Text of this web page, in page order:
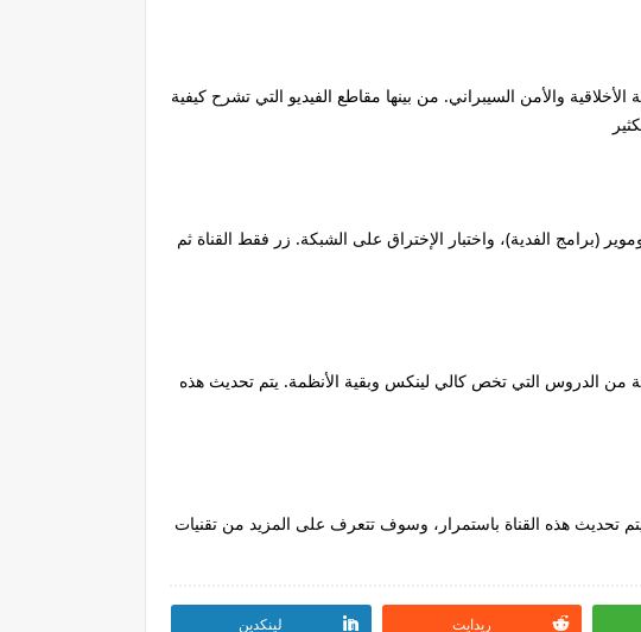
والأمن السيبراني. من بينها مقاطع الفيديو التي تشرح كيفية
(برامج الفدية)، واختبار الإختراق على الشبكة. زر فقط القناة ثم
من الدروس التي تخص كالي لينكس وبقية الأنظمة. يتم تحديث هذه
يتم تحديث هذه القناة باستمرار، وسوف تتعرف على المزيد من تقنيات
ريدايت لينكدين